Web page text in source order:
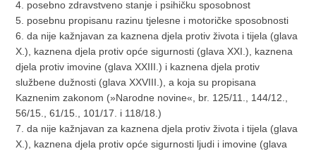
4. posebno zdravstveno stanje i psihičku sposobnost
5. posebnu propisanu razinu tjelesne i motoričke sposobnosti
6. da nije kažnjavan za kaznena djela protiv života i tijela (glava
X.), kaznena djela protiv opće sigurnosti (glava XXI.), kaznena
djela protiv imovine (glava XXIII.) i kaznena djela protiv
službene dužnosti (glava XXVIII.), a koja su propisana
Kaznenim zakonom (»Narodne novine«, br. 125/11., 144/12.,
56/15., 61/15., 101/17. i 118/18.)
7. da nije kažnjavan za kaznena djela protiv života i tijela (glava
X.), kaznena djela protiv opće sigurnosti ljudi i imovine (glava